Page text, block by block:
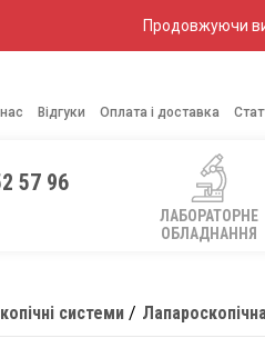
Продовжуючи
Відгуки Оплата і доставка
57 96
ЛАБОРАТОРНЕ
ОБЛАДНАННЯ
системи